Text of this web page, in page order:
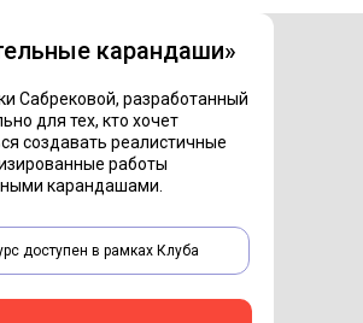
карандаши»
Сабрековой, разработанный
для тех, кто хочет
создавать реалистичные
работы
карандашами.
доступен в рамках Клуба